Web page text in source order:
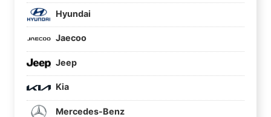
Hyundai
Jaecoo
Jeep
Kia
Mercedes-Benz